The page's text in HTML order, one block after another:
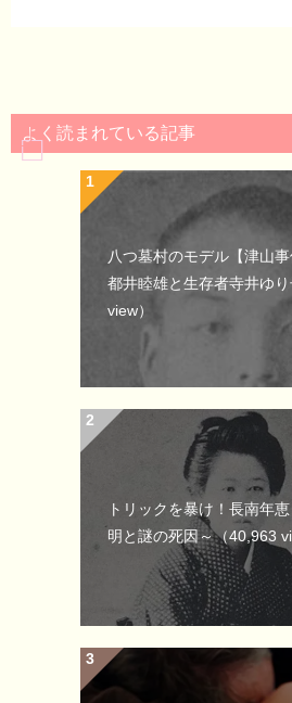
よく読まれている記事
八つ墓村のモデル【津山事
都井睦雄と生存者寺井ゆ
view）
トリックを暴け！長南年
明と謎の死因～（40,963